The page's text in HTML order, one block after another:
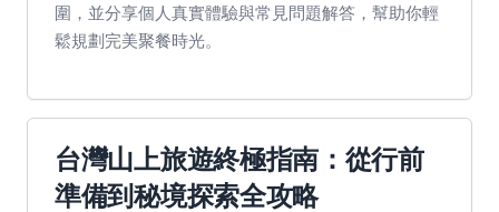
圍，並分享個人真實體驗與常見問題解答，幫助你輕
鬆規劃完美聚餐時光。
台灣山上旅遊終極指南：從行前
準備到秘境探索全攻略